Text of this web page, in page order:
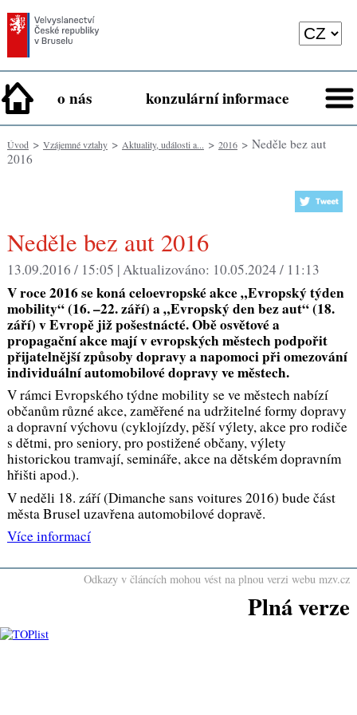
o nás konzulární informace
Úvod> Vzájemné vztahy> Aktuality, události a... > 2016> Neděle bez aut
2016
Neděle bez aut 2016
13.09.2016 / 15:05 |Aktualizováno: 10.05.2024 / 11:13
V roce 2016 se koná celoevropské akce „Evropský týden
mobility“ (16. –22. září) a „Evropský den bez aut“ (18.
září) v Evropě již pošestnácté. Obě osvětové a
propagační akce mají v evropských městech podpořit
přijatelnější způsoby dopravy a napomoci při omezování
individuální automobilové dopravy ve městech.
V rámci Evropského týdne mobility se ve městech nabízí
občanům různé akce, zaměřené na udržitelné formy dopravy
a dopravní výchovu (cyklojízdy, pěší výlety, akce pro rodiče
s dětmi, pro seniory, pro postižené občany, výlety
historickou tramvají, semináře, akce na dětském dopravním
hřišti apod.).
V neděli 18. září (Dimanche sans voitures 2016) bude část
města Brusel uzavřena automobilové dopravě.
Více informací
Odkazy v článcích mohou vést na plnou verzi webu mzv.cz
Plná verze